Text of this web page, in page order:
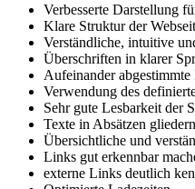
Verbesserte Darstellung
Klare Struktur der
Verständliche, intuitive
Überschriften in klarer
Aufeinander abgestimmte
Verwendung des
Sehr gute Lesbarkeit der
Texte in Absätzen gliedern
Übersichtliche und
Links gut erkennbar
externe Links deutlich